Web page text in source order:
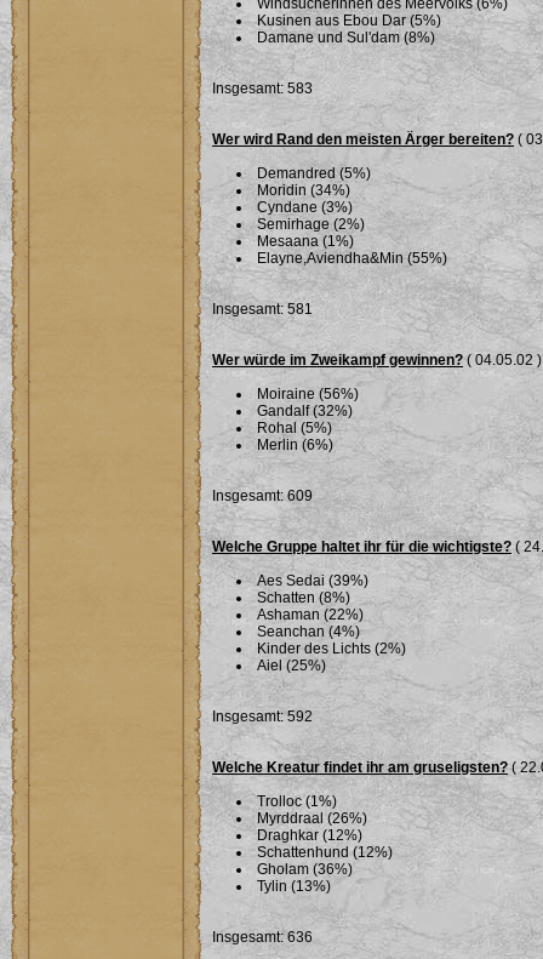
Windsucherinnen des Meervolks (6%)
Kusinen aus Ebou Dar (5%)
Damane und Sul'dam (8%)
Insgesamt: 583
Wer wird Rand den meisten Ärger bereiten? (
Demandred (5%)
Moridin (34%)
Cyndane (3%)
Semirhage (2%)
Mesaana (1%)
Elayne,Aviendha&Min (55%)
Insgesamt: 581
Wer würde im Zweikampf gewinnen?( 04.05.02 )
Moiraine (56%)
Gandalf (32%)
Rohal (5%)
Merlin (6%)
Insgesamt: 609
Welche Gruppe haltet ihr für die wichtigste? (
Aes Sedai (39%)
Schatten (8%)
Ashaman (22%)
Seanchan (4%)
Kinder des Lichts (2%)
Aiel (25%)
Insgesamt: 592
Welche Kreatur findet ihr am gruseligsten?(
Trolloc (1%)
Myrddraal (26%)
Draghkar (12%)
Schattenhund (12%)
Gholam (36%)
Tylin (13%)
Insgesamt: 636